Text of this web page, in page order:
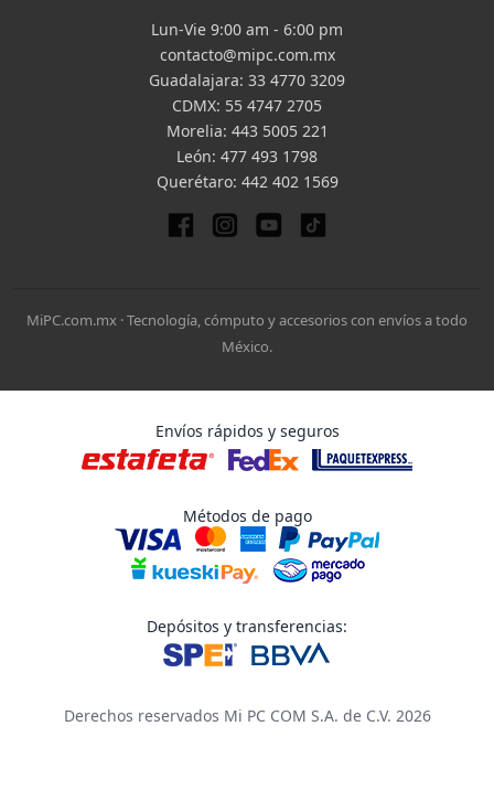
Lun-Vie 9:00 am - 6:00 pm
contacto@mipc.com.mx
Guadalajara: 33 4770 3209
CDMX: 55 4747 2705
Morelia: 443 5005 221
León: 477 493 1798
Querétaro: 442 402 1569
MiPC.com.mx · Tecnología, cómputo y accesorios con envíos a todo
México.
Envíos rápidos y seguros
Métodos de pago
Depósitos y transferencias:
Derechos reservados Mi PC COM S.A. de C.V. 2026